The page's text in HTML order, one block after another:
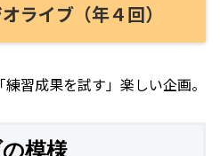
ライブ（年４回）
習成果を試す」楽しい企画。
模様